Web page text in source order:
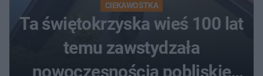
CIEKAWOSTKA
Ta świętokrzyska wieś 100 lat
temu zawstydzała
nowoczesnością pobliskie